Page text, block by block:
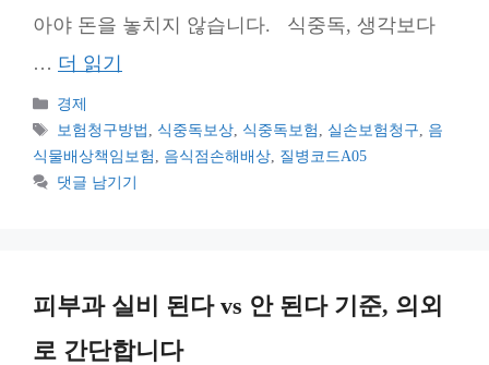
아야 돈을 놓치지 않습니다. 식중독, 생각보다
… 더 읽기
카
테
리
경제
태
그
보험청구방법 식중독보상 식중독보험 실손보험청구
음
식물배상책임보험
음식점손해배상 질병코드A05
댓글 남기기
피부과 실비 된다 vs 안 된다 기준, 의외
로 간단합니다